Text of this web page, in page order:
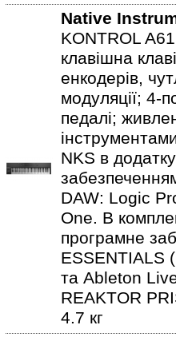
Native
KONTROL
клавішна
енкодерів,
модуляції; 4-
педалі;
NKS в
DAW: Logic
One. В
програмне
ESSENTIALS
та Ableton
REAKTOR
4.7 кг